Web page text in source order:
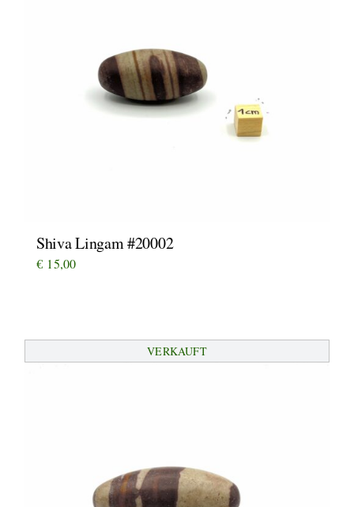
Shiva Lingam #20002
€ 15,00
VERKAUFT